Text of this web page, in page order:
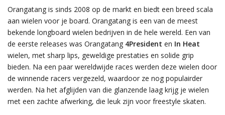
Orangatang is sinds 2008 op de markt en biedt een breed scala
aan wielen voor je board. Orangatang is een van de meest
bekende longboard wielen bedrijven in de hele wereld. Een van
de eerste releases was Orangatang 4President en In Heat
wielen, met sharp lips, geweldige prestaties en solide grip
bieden. Na een paar wereldwijde races werden deze wielen door
de winnende racers vergezeld, waardoor ze nog populairder
werden. Na het afglijden van die glanzende laag krijg je wielen
met een zachte afwerking, die leuk zijn voor freestyle skaten.